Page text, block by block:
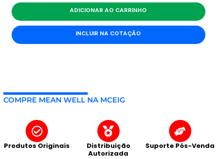
ADICIONAR AO CARRINHO
INCLUIR NA COTAÇÃO
COMPRE MEAN WELL NA MCEIG
Produtos Originais
Distribuição
Autorizada
Suporte Pós-Venda